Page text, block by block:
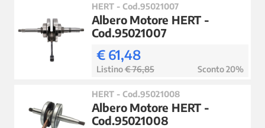
HERT - Cod.95021007
Albero Motore HERT -
Cod.95021007
€ 61,48
Listino€ 76,85 Sconto 20%
HERT - Cod.95021008
Albero Motore HERT -
Cod.95021008